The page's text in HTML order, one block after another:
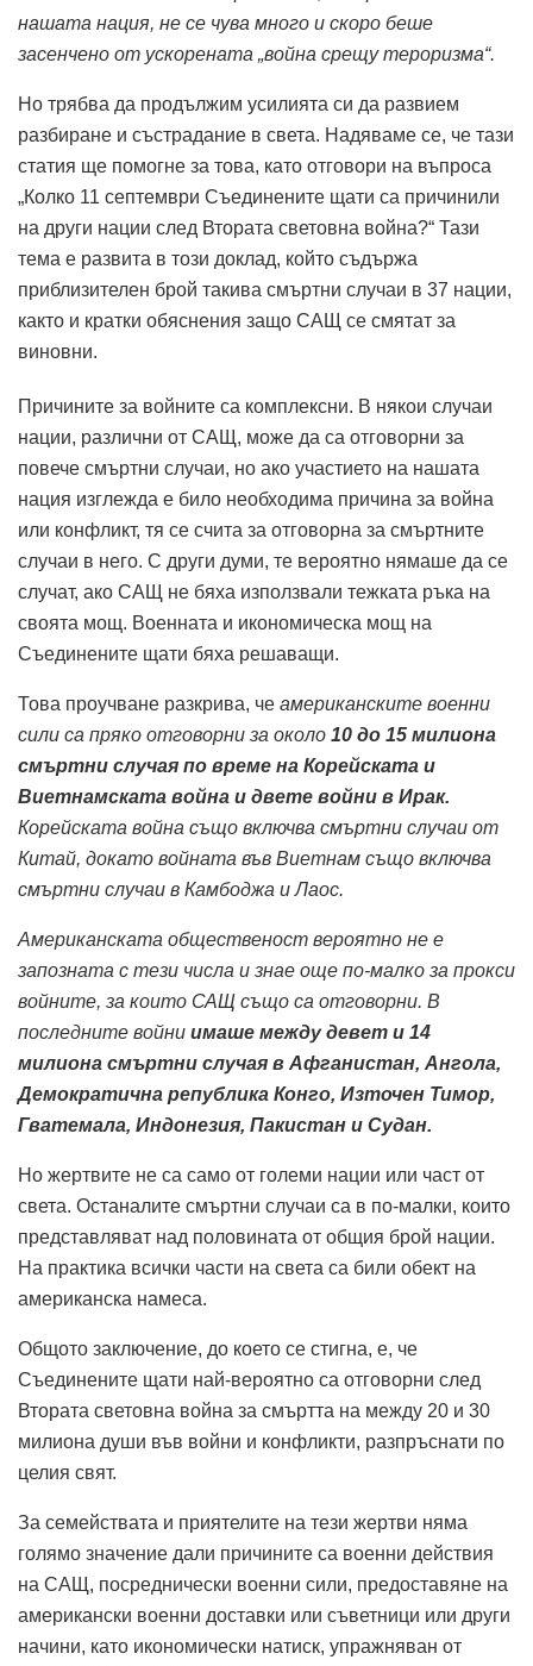
нашата нация, не се чува много и скоро беше
засенчено от ускорената „война срещу тероризма“.
Но трябва да продължим усилията си да развием
разбиране и състрадание в света. Надяваме се, че тази
статия ще помогне за това, като отговори на въпроса
„Колко 11 септември Съединените щати са причинили
на други нации след Втората световна война?“ Тази
тема е развита в този доклад, който съдържа
приблизителен брой такива смъртни случаи в 37 нации,
както и кратки обяснения защо САЩ се смятат за
виновни.
Причините за войните са комплексни. В някои случаи
нации, различни от САЩ, може да са отговорни за
повече смъртни случаи, но ако участието на нашата
нация изглежда е било необходима причина за война
или конфликт, тя се счита за отговорна за смъртните
случаи в него. С други думи, те вероятно нямаше да се
случат, ако САЩ не бяха използвали тежката ръка на
своята мощ. Военната и икономическа мощ на
Съединените щати бяха решаващи.
Това проучване разкрива, че американските военни
сили са пряко отговорни за около 10 до 15 милиона
смъртни случая по време на Корейската и
Виетнамската война и двете войни в Ирак.
Корейската война също включва смъртни случаи от
Китай, докато войната във Виетнам също включва
смъртни случаи в Камбоджа и Лаос.
Американската общественост вероятно не е
запозната с тези числа и знае още по-малко за прокси
войните, за които САЩ също са отговорни. В
последните войни имаше между девет и 14
милиона смъртни случая в Афганистан, Ангола,
Демократична република Конго, Източен Тимор,
Гватемала, Индонезия, Пакистан и Судан.
Но жертвите не са само от големи нации или част от
света. Останалите смъртни случаи са в по-малки, които
представляват над половината от общия брой нации.
На практика всички части на света са били обект на
американска намеса.
Общото заключение, до което се стигна, е, че
Съединените щати най-вероятно са отговорни след
Втората световна война за смъртта на между 20 и 30
милиона души във войни и конфликти, разпръснати по
целия свят.
За семействата и приятелите на тези жертви няма
голямо значение дали причините са военни действия
на САЩ, посреднически военни сили, предоставяне на
американски военни доставки или съветници или други
начини, като икономически натиск, упражняван от